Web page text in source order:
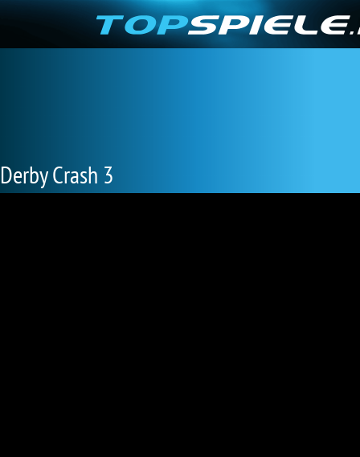
Derby Crash 3